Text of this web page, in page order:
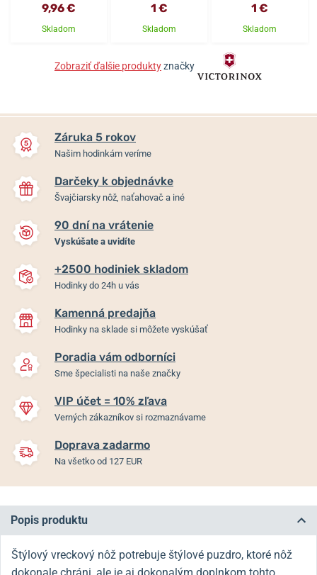
9,96 €
Skladom
1 €
Skladom
1 €
Skladom
Zobraziť ďalšie produktyznačky
Záruka 5 rokov
Našim hodinkám veríme
Darčeky k objednávke
Švajčiarsky nôž, naťahovač a iné
90 dní na vrátenie
Vyskúšate a uvidíte
+2500 hodiniek skladom
Hodinky do 24h u vás
Kamenná predajňa
Hodinky na sklade si môžete vyskúšať
Poradia vám odborníci
Sme špecialisti na naše značky
VIP účet = 10% zľava
Verných zákazníkov si rozmaznávame
Doprava zadarmo
Na všetko od 127 EUR
Popis produktu
Štýlový vreckový nôž potrebuje štýlové puzdro, ktoré nôž